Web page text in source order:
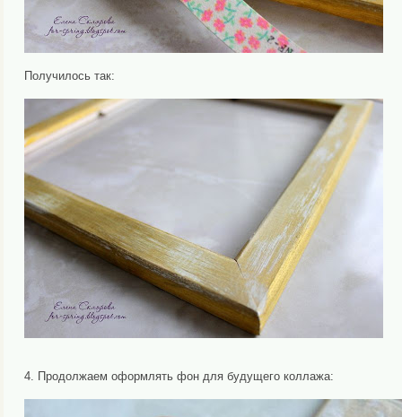
Получилось так:
4. Продолжаем оформлять фон для будущего коллажа: